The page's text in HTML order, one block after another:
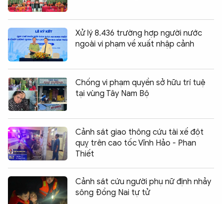
Xử lý 8.436 trường hợp người nước
ngoài vi phạm về xuất nhập cảnh
Chống vi phạm quyền sở hữu trí tuệ
tại vùng Tây Nam Bộ
Cảnh sát giao thông cứu tài xế đột
quỵ trên cao tốc Vĩnh Hảo - Phan
Thiết
Cảnh sát cứu người phụ nữ định nhảy
sông Đồng Nai tự tử